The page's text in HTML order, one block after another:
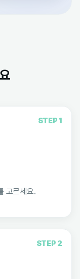
STEP 1
고르세요.
STEP 2